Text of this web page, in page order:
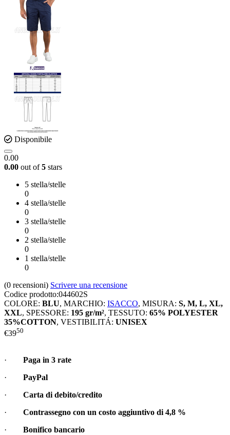
Disponibile
0.00
0.00 out of5 stars
5 stella/stelle
0
4 stella/stelle
0
3 stella/stelle
0
2 stella/stelle
0
1 stella/stelle
0
(0 recensioni) Scrivere una recensione
Codice prodotto:044602S
COLORE: BLU, MARCHIO: ISACCO, MISURA: S, M, L, XL,
XXL, SPESSORE: 195 gr/m², TESSUTO: 65% POLYESTER
35%COTTON, VESTIBILITÁ: UNISEX
€3950
· Paga in 3 rate
· PayPal
· Carta di debito/credito
· Contrassegno con un costo aggiuntivo di 4,8 %
· Bonifico bancario